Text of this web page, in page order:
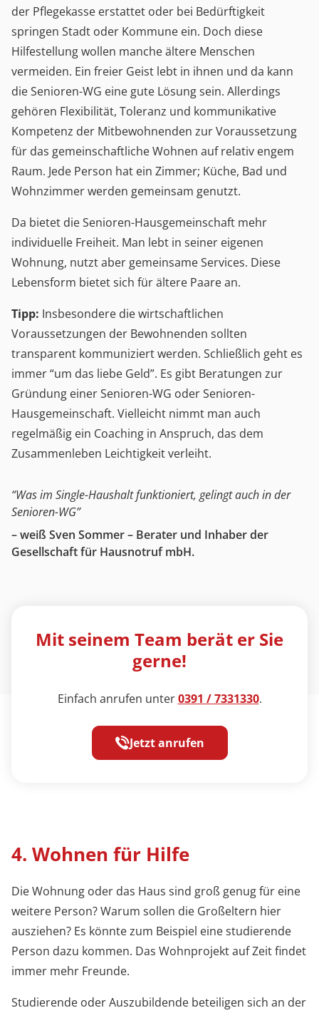
der Pflegekasse erstattet oder bei Bedürftigkeit
springen Stadt oder Kommune ein. Doch diese
Hilfestellung wollen manche ältere Menschen
vermeiden. Ein freier Geist lebt in ihnen und da kann
die Senioren-WG eine gute Lösung sein. Allerdings
gehören Flexibilität, Toleranz und kommunikative
Kompetenz der Mitbewohnenden zur Voraussetzung
für das gemeinschaftliche Wohnen auf relativ engem
Raum. Jede Person hat ein Zimmer; Küche, Bad und
Wohnzimmer werden gemeinsam genutzt.
Da bietet die Senioren-Hausgemeinschaft mehr
individuelle Freiheit. Man lebt in seiner eigenen
Wohnung, nutzt aber gemeinsame Services. Diese
Lebensform bietet sich für ältere Paare an.
Tipp: Insbesondere die wirtschaftlichen
Voraussetzungen der Bewohnenden sollten
transparent kommuniziert werden. Schließlich geht es
immer “um das liebe Geld”. Es gibt Beratungen zur
Gründung einer Senioren-WG oder Senioren-
Hausgemeinschaft. Vielleicht nimmt man auch
regelmäßig ein Coaching in Anspruch, das dem
Zusammenleben Leichtigkeit verleiht.
“Was im Single-Haushalt funktioniert, gelingt auch in der
Senioren-WG”
– weiß Sven Sommer – Berater und Inhaber der
Gesellschaft für Hausnotruf mbH.
Mit seinem Team berät er Sie
gerne!
Einfach anrufen unter0391 / 7331330.
Jetzt anrufen
4. Wohnen für Hilfe
Die Wohnung oder das Haus sind groß genug für eine
weitere Person? Warum sollen die Großeltern hier
ausziehen? Es könnte zum Beispiel eine studierende
Person dazu kommen. Das Wohnprojekt auf Zeit findet
immer mehr Freunde.
Studierende oder Auszubildende beteiligen sich an der